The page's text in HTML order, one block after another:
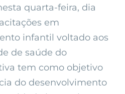
quarta-feira, dia
em
infantil voltado aos
de saúde do
tem como objetivo
do desenvolvimento